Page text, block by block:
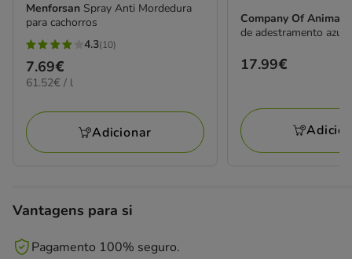
Menforsan Spray Anti Mordedura
para cachorros
4.3
estrelas
com
10
avaliações
4.3(10)
Preço
7.69€
7.69€
61.52€
61.52€ / l
Adicionar
Company Of Animals
de adestramento azul
Preço
17.99€
Vantagens para si
Pagamento 100% seguro.